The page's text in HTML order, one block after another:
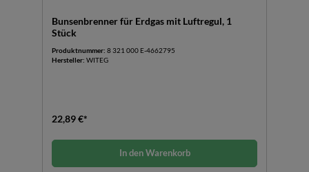
Bunsenbrenner für Erdgas mit Luftregul, 1
Stück
Produktnummer: 8 321 000 E-4662795
Hersteller: WITEG
22,89 €*
In den Warenkorb